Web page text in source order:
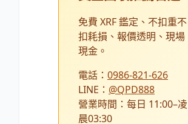
免費 XRF 鑑定、不扣重不
扣耗損、報價透明、現場
現金。
電話： 0986-821-626
LINE： @QPD888
營業時間：每日 11:00–凌
晨03:30